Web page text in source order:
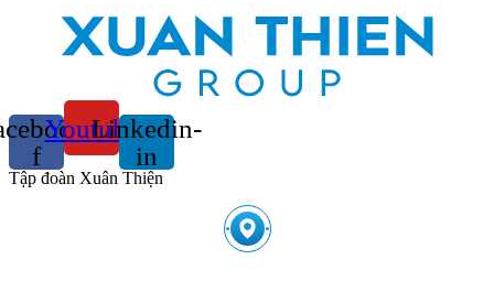
f
YoutubeLinkedin-
in
Tập đoàn Xuân Thiện